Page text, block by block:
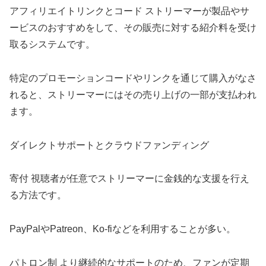
アフィリエイトリンクとコード ストリーマーが製品やサ
ービスのおすすめをして、その販売に対する紹介料を受け
取るシステムです。
特定のプロモーションコードやリンクを通じて購入がなさ
れると、ストリーマーにはその売り上げの一部が支払われ
ます。
ダイレクトサポートとクラウドファンディング
寄付 視聴者が任意でストリーマーに金銭的な支援を行え
る方法です。
PayPalやPatreon、Ko-fiなどを利用することが多い。
パトロン制 より継続的なサポートのため、ファンが定期